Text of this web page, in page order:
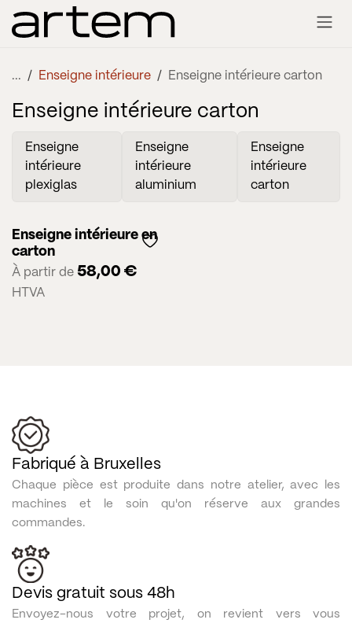
Se rendre au contenu
... Enseigne intérieure Enseigne intérieure carton
Enseigne intérieure carton
Enseigne
intérieure
plexiglas
Enseigne
intérieure
aluminium
Enseigne
intérieure
carton
Enseigne intérieure en
carton
À partir de 58,00 €
HTVA
Fabriqué à Bruxelles
Chaque pièce est produite dans notre atelier, avec les
machines et le soin qu'on réserve aux grandes
commandes.
Devis gratuit sous 48h
Envoyez-nous votre projet, on revient vers vous